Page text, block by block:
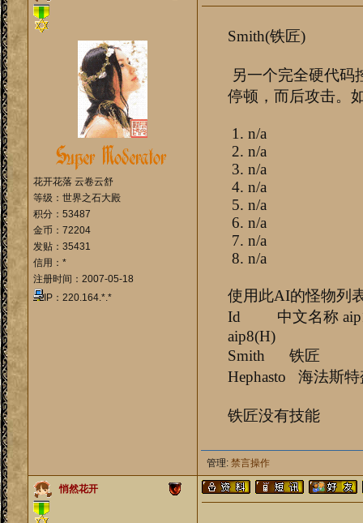
花开花落 云卷云舒
等级：世界之石大殿
积分：53487
金币：72204
发贴：35431
信用：*
注册时间：2007-05-18
IP：220.164.*.*
Smith(铁匠)
另一个完全硬代码
停顿，而后攻击。
1. n/a
2. n/a
3. n/a
4. n/a
5. n/a
6. n/a
7. n/a
8. n/a
使用此AI的怪物列
Id 中文名称
aip8(H)
Smith 铁匠
Hephasto 海法斯
铁匠没有技能
管理: 禁言操作
悄然花开